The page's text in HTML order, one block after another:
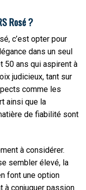
Rosé ?
c’est opter pour
dans un seul
50 ans qui aspirent à
judicieux, tant sur
comme les
ainsi que la
de fiabilité sont
à considérer.
sembler élevé, la
font une option
à conjuguer passion